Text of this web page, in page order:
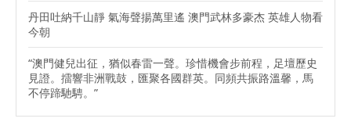
丹田吐納千山靜 氣海聲揚萬里遙 澳門武林多豪杰 英雄人物看
今朝
“澳門健兒出征，猶似春雷一聲。珍惜機會步前程，足壇歷史
見證。擂響非洲戰鼓，匯聚各國群英。同頻共振路溫馨，馬
不停蹄馳騁。”